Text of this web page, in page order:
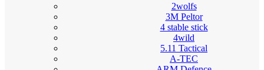
2wolfs
3M Peltor
4 stable stick
4wild
5.11 Tactical
A-TEC